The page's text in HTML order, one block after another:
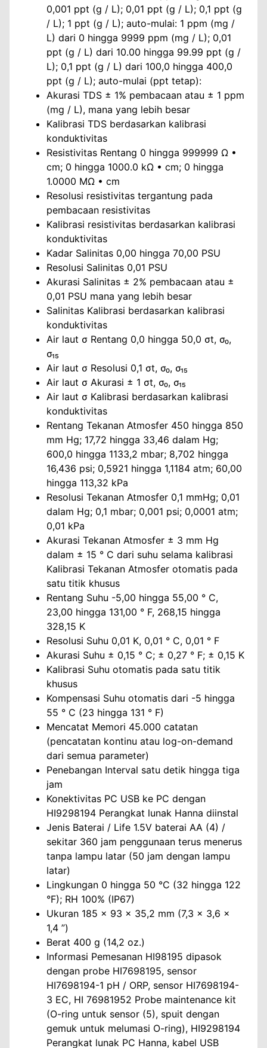
0,001 ppt (g / L); 0,01 ppt (g / L); 0,1 ppt (g
/ L); 1 ppt (g / L); auto-mulai: 1 ppm (mg /
L) dari 0 hingga 9999 ppm (mg / L); 0,01
ppt (g / L) dari 10.00 hingga 99.99 ppt (g /
L); 0,1 ppt (g / L) dari 100,0 hingga 400,0
ppt (g / L); auto-mulai (ppt tetap):
Akurasi TDS ± 1% pembacaan atau ± 1 ppm
(mg / L), mana yang lebih besar
Kalibrasi TDS berdasarkan kalibrasi
konduktivitas
Resistivitas Rentang 0 hingga 999999 Ω •
cm; 0 hingga 1000.0 kΩ • cm; 0 hingga
1.0000 MΩ • cm
Resolusi resistivitas tergantung pada
pembacaan resistivitas
Kalibrasi resistivitas berdasarkan kalibrasi
konduktivitas
Kadar Salinitas 0,00 hingga 70,00 PSU
Resolusi Salinitas 0,01 PSU
Akurasi Salinitas ± 2% pembacaan atau ±
0,01 PSU mana yang lebih besar
Salinitas Kalibrasi berdasarkan kalibrasi
konduktivitas
Air laut σ Rentang 0,0 hingga 50,0 σt, σ₀,
σ₁₅
Air laut σ Resolusi 0,1 σt, σ₀, σ₁₅
Air laut σ Akurasi ± 1 σt, σ₀, σ₁₅
Air laut σ Kalibrasi berdasarkan kalibrasi
konduktivitas
Rentang Tekanan Atmosfer 450 hingga 850
mm Hg; 17,72 hingga 33,46 dalam Hg;
600,0 hingga 1133,2 mbar; 8,702 hingga
16,436 psi; 0,5921 hingga 1,1184 atm; 60,00
hingga 113,32 kPa
Resolusi Tekanan Atmosfer 0,1 mmHg; 0,01
dalam Hg; 0,1 mbar; 0,001 psi; 0,0001 atm;
0,01 kPa
Akurasi Tekanan Atmosfer ± 3 mm Hg
dalam ± 15 ° C dari suhu selama kalibrasi
Kalibrasi Tekanan Atmosfer otomatis pada
satu titik khusus
Rentang Suhu -5,00 hingga 55,00 ° C,
23,00 hingga 131,00 ° F, 268,15 hingga
328,15 K
Resolusi Suhu 0,01 K, 0,01 ° C, 0,01 ° F
Akurasi Suhu ± 0,15 ° C; ± 0,27 ° F; ± 0,15 K
Kalibrasi Suhu otomatis pada satu titik
khusus
Kompensasi Suhu otomatis dari -5 hingga
55 ° C (23 hingga 131 ° F)
Mencatat Memori 45.000 catatan
(pencatatan kontinu atau log-on-demand
dari semua parameter)
Penebangan Interval satu detik hingga tiga
jam
Konektivitas PC USB ke PC dengan
HI9298194 Perangkat lunak Hanna diinstal
Jenis Baterai / Life 1.5V baterai AA (4) /
sekitar 360 jam penggunaan terus menerus
tanpa lampu latar (50 jam dengan lampu
latar)
Lingkungan 0 hingga 50 °C (32 hingga 122
°F); RH 100% (IP67)
Ukuran 185 x 93 x 35,2 mm (7,3 x 3,6 x
1,4 ”)
Berat 400 g (14,2 oz.)
Informasi Pemesanan HI98195 dipasok
dengan probe HI7698195, sensor
HI7698194-1 pH / ORP, sensor HI7698194-
3 EC, HI 76981952 Probe maintenance kit
(O-ring untuk sensor (5), spuit dengan
gemuk untuk melumasi O-ring), HI9298194
Perangkat lunak PC Hanna, kabel USB